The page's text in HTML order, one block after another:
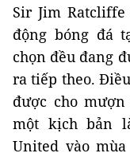
Sir Jim
động bóng đá
chọn đều đang
ra tiếp theo.
được cho
một kịch bản
United vào